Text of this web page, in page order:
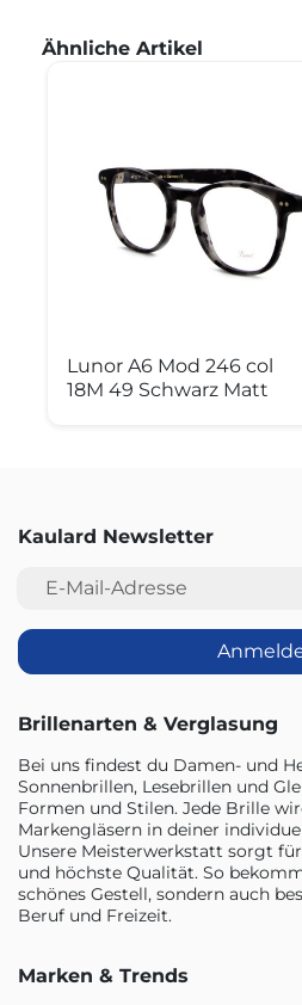
Produktgalerie
Ähnliche Artikel
Lunor A6 Mod 246 col
18M 49 Schwarz Matt
Kaulard Newsletter
E-Mail-Adresse
Brillenarten & Verglasung
Bei uns findest du Damen- und
Sonnenbrillen, Lesebrillen und
Formen und Stilen. Jede Brille
Markengläsern in deiner
Unsere Meisterwerkstatt sorgt
und höchste Qualität. So
schönes Gestell, sondern auch
Beruf und Freizeit.
Marken & Trends